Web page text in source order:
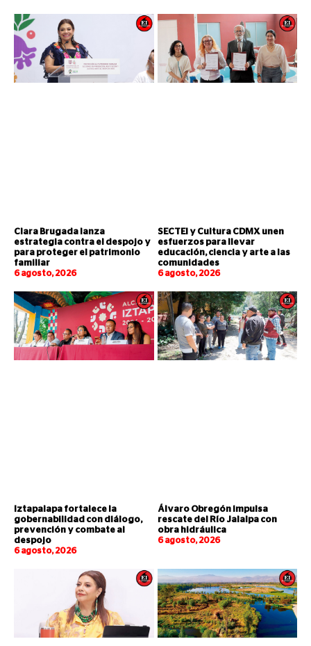
Clara Brugada lanza
estrategia contra el despojo y
para proteger el patrimonio
familiar
6 agosto, 2026
SECTEI y Cultura CDMX unen
esfuerzos para llevar
educación, ciencia y arte a las
comunidades
6 agosto, 2026
Iztapalapa fortalece la
gobernabilidad con diálogo,
prevención y combate al
despojo
6 agosto, 2026
Álvaro Obregón impulsa
rescate del Río Jalalpa con
obra hidráulica
6 agosto, 2026